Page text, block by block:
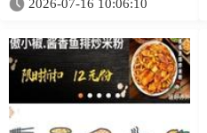
2026-07-16 10:06:10